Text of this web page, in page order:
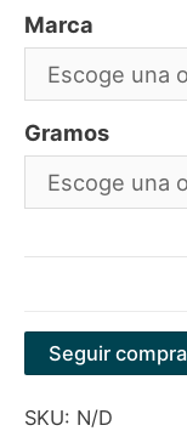
Marca
Gramos
Seguir
SKU: N/D